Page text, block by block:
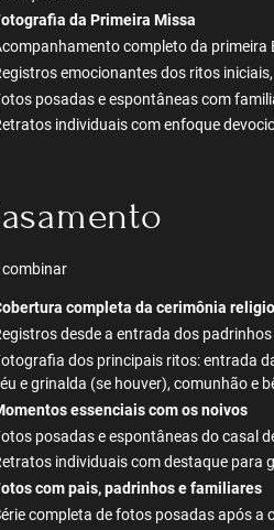
da Primeira Missa
completo da primeira
emocionantes dos ritos
posadas e espontâneas com
individuais com enfoque
combinar
completa da cerimônia
desde a entrada dos
dos principais ritos: entrada
e grinalda (se houver), comunhão e
essenciais com os noivos
posadas e espontâneas do casal
individuais com destaque para
com pais, padrinhos e familiares
completa de fotos posadas após a